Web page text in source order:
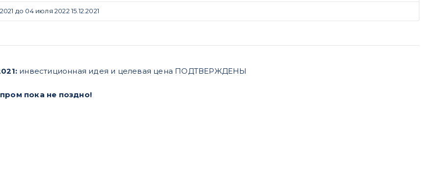
до 04 июля 2022 15.12.2021
инвестиционная идея и целевая цена ПОДТВЕРЖДЕНЫ
пока не поздно!